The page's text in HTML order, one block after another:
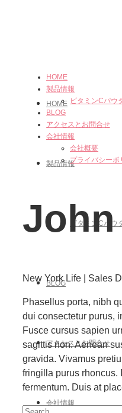
HOME
製品情報
ビタミンCパ
BLOG
アクセスとお問合せ
会社情報
HOME
製品情報
ビタミンCパ
BLOG
アクセスとお問合せ
会社情報
会社概要
プライバシーポ
John
New York Life | Sales
Phasellus porta, nibh
dui consectetur purus,
Fusce cursus sapien
sagittis non. Aenean
gravida. Vivamus
fringilla purus rhoncus.
fermentum. Duis at
Search